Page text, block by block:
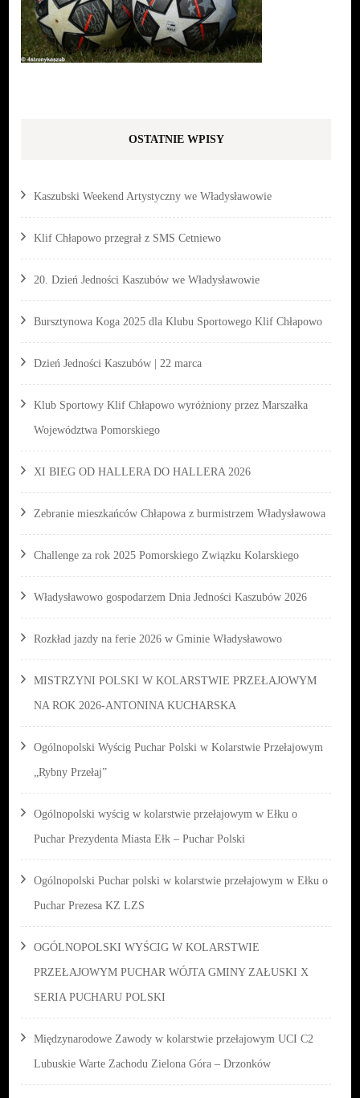
OSTATNIE WPISY
Kaszubski Weekend Artystyczny we Władysławowie
Klif Chłapowo przegrał z SMS Cetniewo
20. Dzień Jedności Kaszubów we Władysławowie
Bursztynowa Koga 2025 dla Klubu Sportowego Klif Chłapowo
Dzień Jedności Kaszubów | 22 marca
Klub Sportowy Klif Chłapowo wyróżniony przez Marszałka
Województwa Pomorskiego
XI BIEG OD HALLERA DO HALLERA 2026
Zebranie mieszkańców Chłapowa z burmistrzem Władysławowa
Challenge za rok 2025 Pomorskiego Związku Kolarskiego
Władysławowo gospodarzem Dnia Jedności Kaszubów 2026
Rozkład jazdy na ferie 2026 w Gminie Władysławowo
MISTRZYNI POLSKI W KOLARSTWIE PRZEŁAJOWYM
NA ROK 2026-ANTONINA KUCHARSKA
Ogólnopolski Wyścig Puchar Polski w Kolarstwie Przełajowym
„Rybny Przełaj”
Ogólnopolski wyścig w kolarstwie przełajowym w Ełku o
Puchar Prezydenta Miasta Ełk – Puchar Polski
Ogólnopolski Puchar polski w kolarstwie przełajowym w Ełku o
Puchar Prezesa KZ LZS
OGÓLNOPOLSKI WYŚCIG W KOLARSTWIE
PRZEŁAJOWYM PUCHAR WÓJTA GMINY ZAŁUSKI X
SERIA PUCHARU POLSKI
Międzynarodowe Zawody w kolarstwie przełajowym UCI C2
Lubuskie Warte Zachodu Zielona Góra – Drzonków